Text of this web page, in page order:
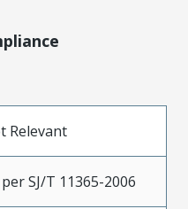
Relevant
per SJ/T 11365-2006